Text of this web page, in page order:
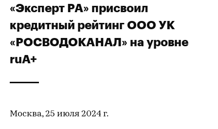
«Эксперт РА» присвоил
кредитный рейтинг ООО УК
«РОСВОДОКАНАЛ» на уровне
ruA+
Москва, 25 июля 2024 г.